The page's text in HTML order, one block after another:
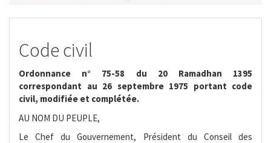
Code civil
Ordonnance n° 75-58 du 20 Ramadhan 1395
correspondant au 26 septembre 1975 portant code
civil, modifiée et complétée.
AU NOM DU PEUPLE,
Le Chef du Gouvernement, Président du Conseil des